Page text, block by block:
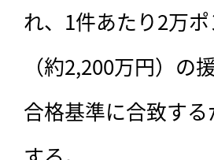
れ、1件あたり2万
（約2,200万円）
合格基準に合致す